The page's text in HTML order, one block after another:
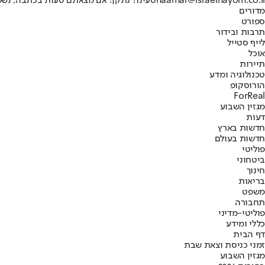
מדורים
ספורט
תרבות ובידור
לייף סטייל
אוכל
תיירות
טכנולוגיה ומדע
הורוסקופ
ForReal
מגזין השבוע
דעות
חדשות בארץ
חדשות בעולם
פוליטי
ביטחוני
חינוך
בריאות
משפט
תחבורה
פוליטי-מדיני
כללי ומידע
דף הבית
זמני כניסת וצאת שבת
מגזין השבוע